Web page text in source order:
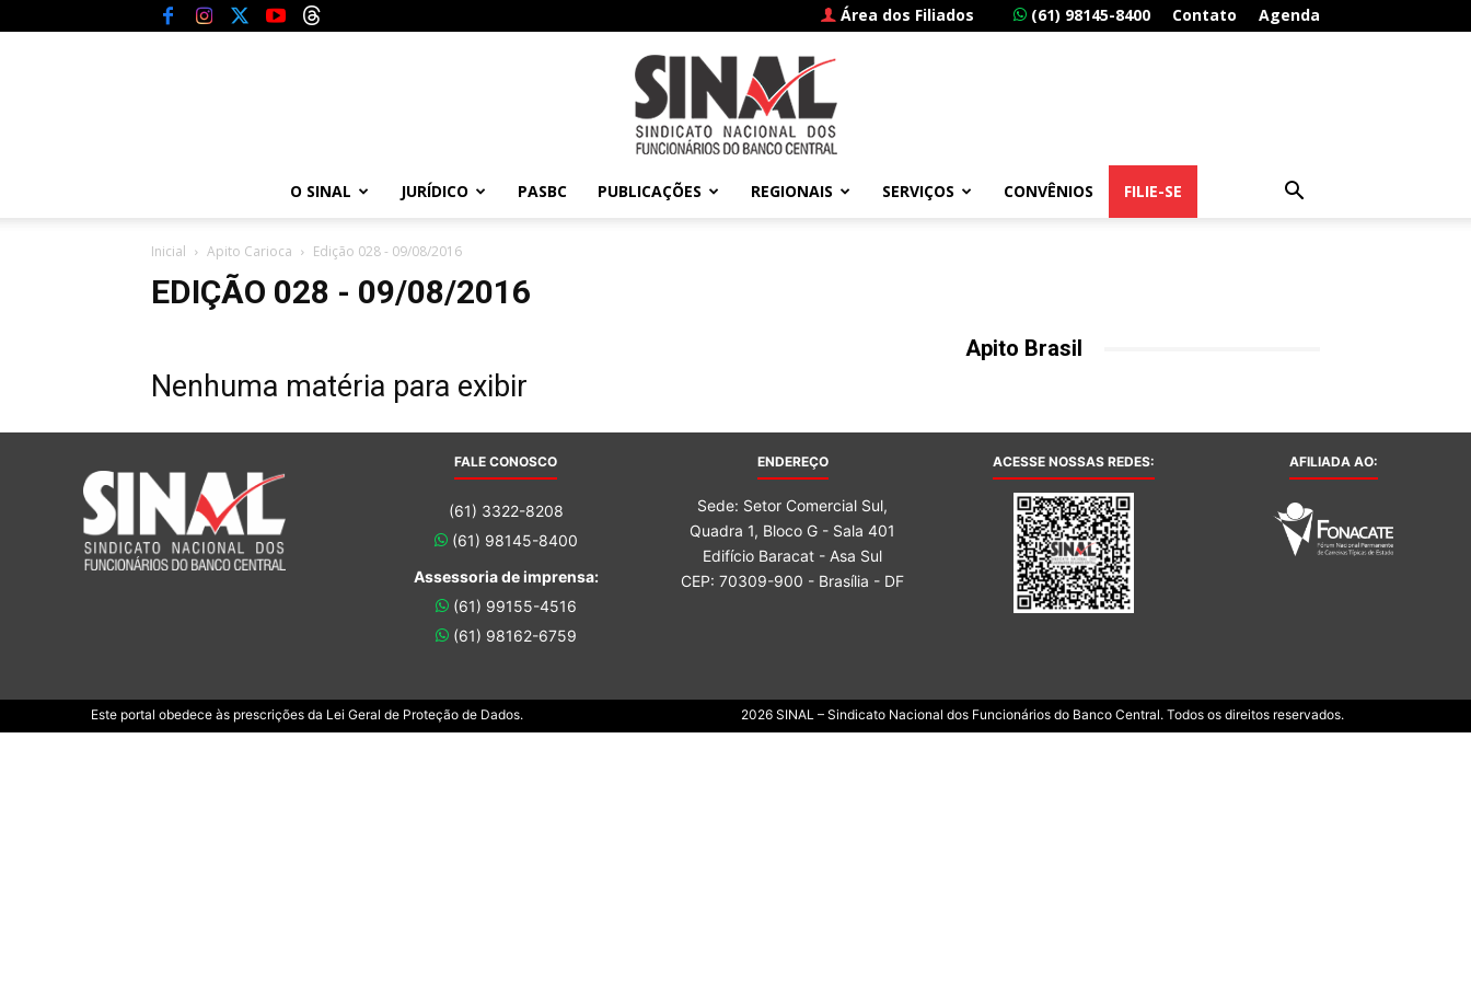
Área dos Filiados (61) 98145-8400 Contato Agenda
Sindicato
O SINAL JURÍDICO PASBC PUBLICAÇÕES REGIONAIS SERVIÇOS CONVÊNIOS FILIE-SE
Inicial Apito Carioca Edição 028 - 09/08/2016
EDIÇÃO 028 - 09/08/2016
Nenhuma matéria para exibir
Apito Brasil
FALE CONOSCO
(61) 3322-8208
(61) 98145-8400
Assessoria de imprensa:
(61) 99155-4516
(61) 98162-6759
ENDEREÇO
Sede: Setor Comercial Sul,
Quadra 1, Bloco G - Sala 401
Edifício Baracat - Asa Sul
CEP: 70309-900 - Brasília - DF
ACESSE NOSSAS REDES: AFILIADA AO:
Este portal obedece às prescrições da Lei Geral de Proteção de Dados. 2026 SINAL – Sindicato Nacional dos Funcionários do Banco Central. Todos os direitos reservados.